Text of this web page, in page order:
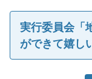
実行委員会「
ができて嬉し